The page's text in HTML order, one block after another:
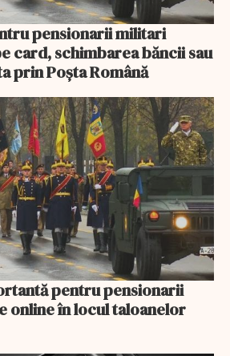
pensionarii militari
card, schimbarea băncii sau
prin Poşta Română
pentru pensionarii
online în locul taloanelor